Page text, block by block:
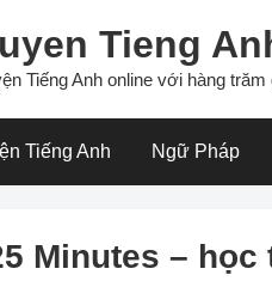
Tieng
Tiếng Anh online với hàng
Tiếng Anh Ngữ Pháp
Minutes –